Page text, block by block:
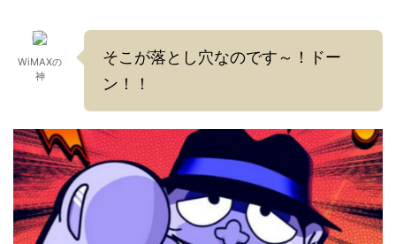
WiMAXの
神
そこが落とし穴なのです～！ドー
ン！！